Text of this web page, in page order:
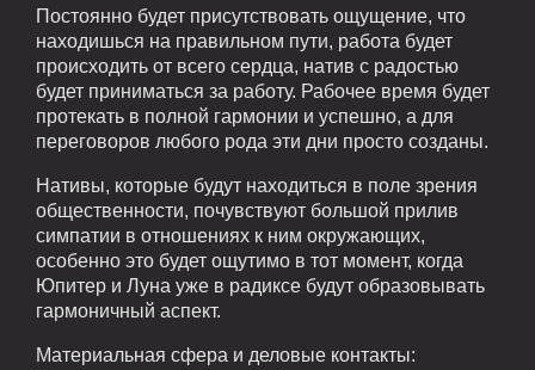
Постоянно будет присутствовать ощущение, что
находишься на правильном пути, работа будет
происходить от всего сердца, натив с радостью
будет приниматься за работу. Рабочее время будет
протекать в полной гармонии и успешно, а для
переговоров любого рода эти дни просто созданы.
Нативы, которые будут находиться в поле зрения
общественности, почувствуют большой прилив
симпатии в отношениях к ним окружающих,
особенно это будет ощутимо в тот момент, когда
Юпитер и Луна уже в радиксе будут образовывать
гармоничный аспект.
Материальная сфера и деловые контакты: